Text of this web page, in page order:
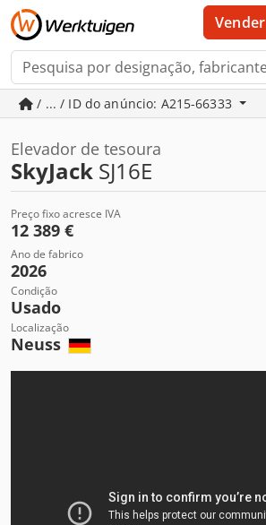
Vender
/ ... / ID do anúncio: A215-66333
Elevador de tesoura
SkyJack SJ16E
Preço fixo acresce IVA
12 389 €
Ano de fabrico
2026
Condição
Usado
Localização
Neuss